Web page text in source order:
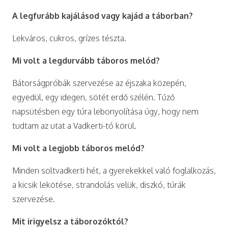
A legfurább kajálásod vagy kajád a táborban?
Lekváros, cukros, grízes tészta.
Mi volt a legdurvább táboros melód?
Bátorságpróbák szervezése az éjszaka közepén,
egyedül, egy idegen, sötét erdő szélén. Tűző
napsütésben egy túra lebonyolítása úgy, hogy nem
tudtam az utat a Vadkerti-tó körül.
Mi volt a legjobb táboros melód?
Minden soltvadkerti hét, a gyerekekkel való foglalkozás,
a kicsik lekötése, strandolás velük, diszkó, túrák
szervezése.
Mit irigyelsz a táborozóktól?